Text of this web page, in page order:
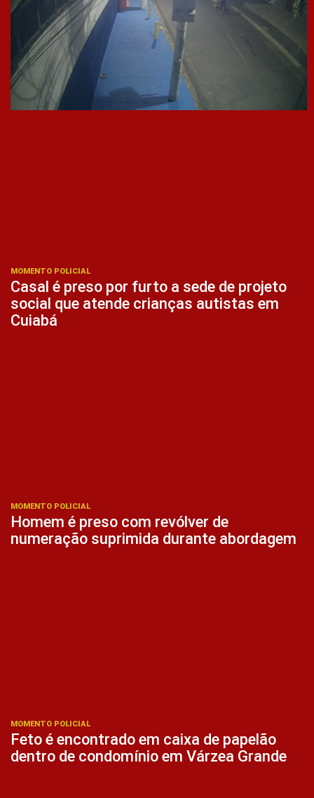
MOMENTO POLICIAL
Casal é preso por furto a sede de projeto
social que atende crianças autistas em
Cuiabá
MOMENTO POLICIAL
Homem é preso com revólver de
numeração suprimida durante abordagem
MOMENTO POLICIAL
Feto é encontrado em caixa de papelão
dentro de condomínio em Várzea Grande